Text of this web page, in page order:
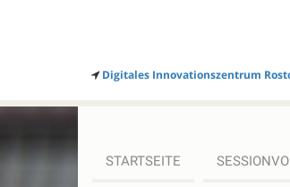
Digitales Innovationszentrum
STARTSEITE